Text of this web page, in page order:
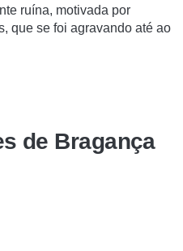
ruína, motivada por
que se foi agravando até ao
de Bragança